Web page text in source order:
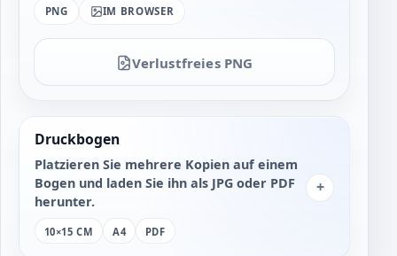
PNG IM BROWSER
Verlustfreies PNG
Druckbogen
Platzieren Sie mehrere Kopien auf einem
Bogen und laden Sie ihn als JPG oder PDF
herunter.
10×15 CM A4 PDF
+